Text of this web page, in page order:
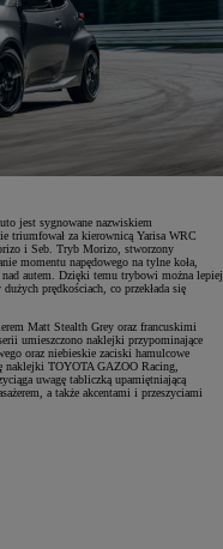
jest sygnowane nazwiskiem
triumfował za kierownicą Yarisa WRC
i Seb. Tryb Morizo, stworzony
momentu napędowego na tylne koła,
autem. Dzięki temu trybowi można lepiej
prędkościach, co przekłada się
Matt Stealth Grey oraz francuskimi
umieszczono naklejki przypominające
oraz niebieskie zaciski hamulcowe
naklejki TOYOTA GAZOO Racing,
uwagę tabliczką upamiętniającą
a także akcentami i przeszyciami